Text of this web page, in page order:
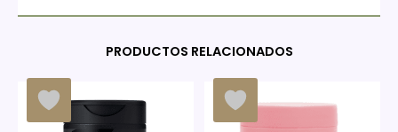
PRODUCTOS RELACIONADOS